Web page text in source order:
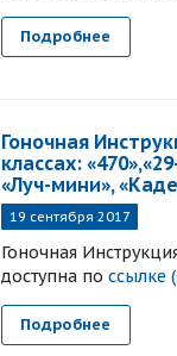
Подробнее
Гоночная
классах:
«Луч-мини»,
19 сентября 2017
Гоночная
доступна по ссылке
Подробнее